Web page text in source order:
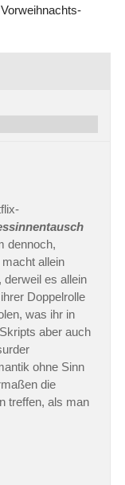
dennoch,
allein
es allein
Doppelrolle
was ihr in
aber auch
ohne Sinn
die
treffen, als man